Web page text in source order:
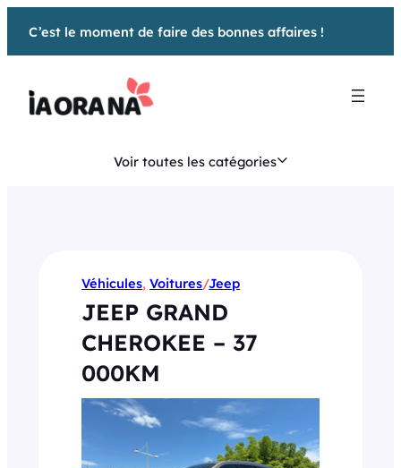
C’est le moment de faire des bonnes affaires !
Voir toutes les catégories
Véhicules, Voitures/Jeep
JEEP GRAND
CHEROKEE – 37
000KM